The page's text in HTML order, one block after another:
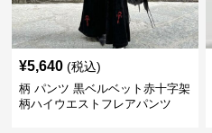
¥5,640 (税込)
柄 パンツ 黒ベルベット赤十字架
柄ハイウエストフレアパンツ